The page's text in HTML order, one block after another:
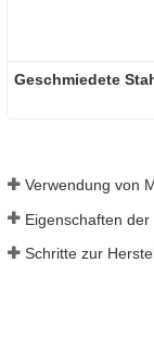
Geschmiedete
Verwendung von